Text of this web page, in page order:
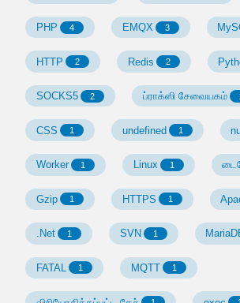
PHP 4 EMQX 3
HTTP 2 Redis 2
SOCKS5 2 ப்ராக்ஸி சேவையகம்
CSS 1 undefined 1
Worker 1 Linux 1
Gzip 1 HTTPS 1
.Net 1 SVN 1
FATAL 1 MQTT 1